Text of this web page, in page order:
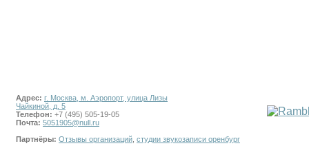
Адрес: г. Москва, м. Аэропорт, улица Лизы
Чайкиной, д. 5
Телефон: +7 (495) 505-19-05
Почта: 5051905@null.ru
Партнёры: Отзывы организаций студии звукозаписи оренбург